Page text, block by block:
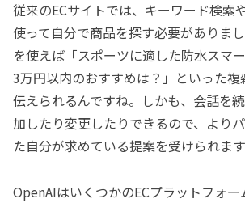
従来のECサイトでは、キーワード検索
使って自分で商品を探す必要がありま
を使えば「スポーツに適した防水スマ
3万円以内のおすすめは？」といった
伝えられるんですね。しかも、会話を
加したり変更したりできるので、より
た自分が求めている提案を受けられます
OpenAIはいくつかのECプラットフォ